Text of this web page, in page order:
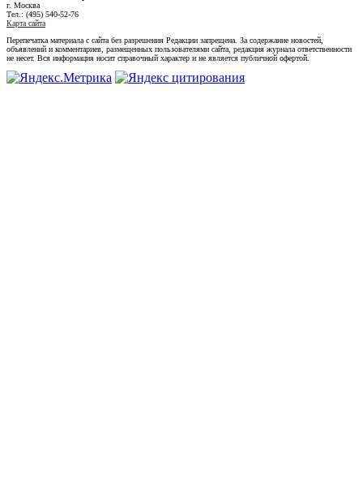
г. Москва
Тел.: (495) 540-52-76
Карта сайта
Перепечатка материала с сайта без разрешения Редакции запрещена. За содержание новостей,
объявлений и комментариев, размещенных пользователями сайта, редакция журнала ответственности
не несет. Вся информация носит справочный характер и не является публичной офертой.